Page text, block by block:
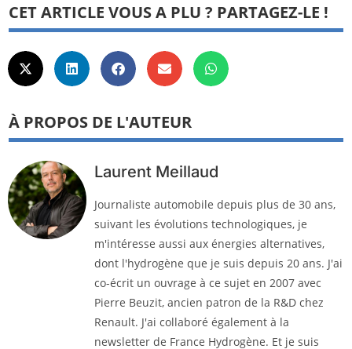
CET ARTICLE VOUS A PLU ? PARTAGEZ-LE !
À PROPOS DE L'AUTEUR
Laurent Meillaud
Journaliste automobile depuis plus de 30 ans,
suivant les évolutions technologiques, je
m'intéresse aussi aux énergies alternatives,
dont l'hydrogène que je suis depuis 20 ans. J'ai
co-écrit un ouvrage à ce sujet en 2007 avec
Pierre Beuzit, ancien patron de la R&D chez
Renault. J'ai collaboré également à la
newsletter de France Hydrogène. Et je suis